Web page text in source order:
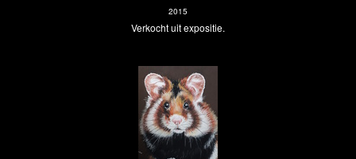
2015
Verkocht uit expositie.